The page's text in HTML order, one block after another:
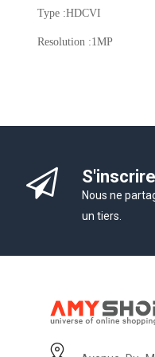
Type :HDCVI
Resolution :1MP
Nous ne
un tiers.